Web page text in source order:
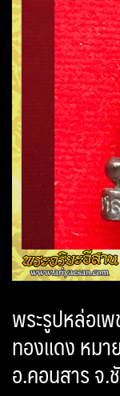
พระรูปหล่อเ
ทองแดง หมา
อ.คอนสาร จ.